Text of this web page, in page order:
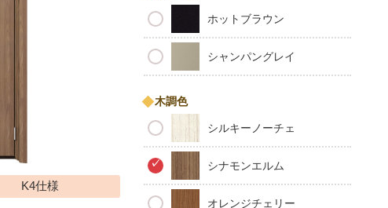
K4仕様
ホットブラウン
シャンパングレイ
木調色
シルキーノーチェ
シナモンエルム
オレンジチェリー